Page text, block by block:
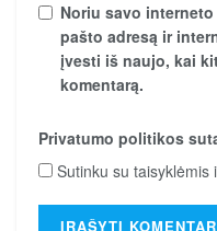
Noriu savo
pašto adresą ir
įvesti iš naujo, kai
komentarą.
Privatumo politikos
Sutinku su taisyklėmis